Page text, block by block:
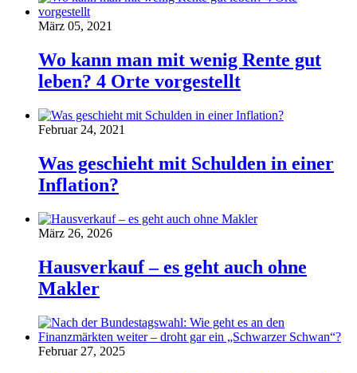
März 05, 2021
Wo kann man mit wenig Rente gut
leben? 4 Orte vorgestellt
Februar 24, 2021
Was geschieht mit Schulden in einer
Inflation?
März 26, 2026
Hausverkauf – es geht auch ohne
Makler
Februar 27, 2025